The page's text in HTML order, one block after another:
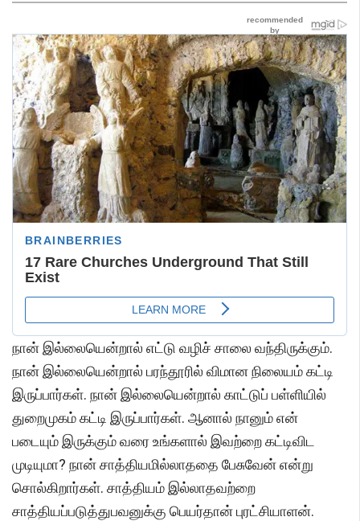
நான் இல்லையென்றால் எட்டு வழிச் சாலை வந்திருக்கும்.
நான் இல்லையென்றால் பரந்தூரில் விமான நிலையம் கட்டி
இருப்பார்கள். நான் இல்லையென்றால் காட்டுப் பள்ளியில்
துறைமுகம் கட்டி இருப்பார்கள். ஆனால் நானும் என்
படையும் இருக்கும் வரை உங்களால் இவற்றை கட்டிவிட
முடியுமா? நான் சாத்தியமில்லாததை பேசுவேன் என்று
சொல்கிறார்கள். சாத்தியம் இல்லாதவற்றை
சாத்தியப்படுத்துபவனுக்கு பெயர்தான் புரட்சியாளன்.